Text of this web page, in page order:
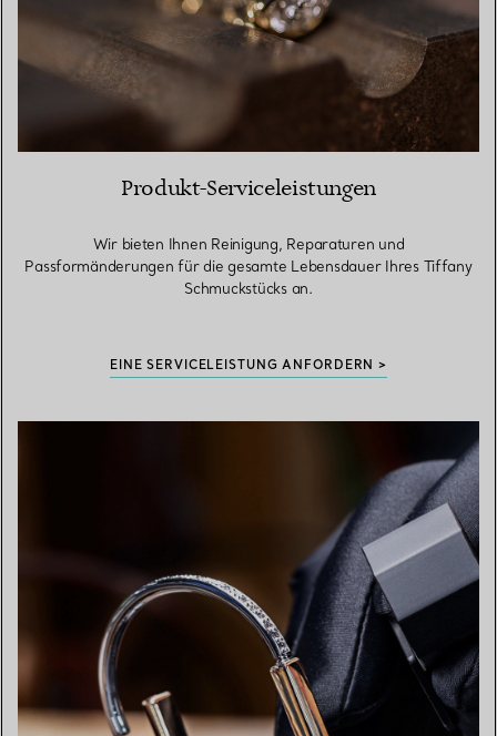
Produkt-Serviceleistungen
Wir bieten Ihnen Reinigung, Reparaturen und
Passformänderungen für die gesamte Lebensdauer Ihres Tiffany
Schmuckstücks an.
EINE SERVICELEISTUNG ANFORDERN >